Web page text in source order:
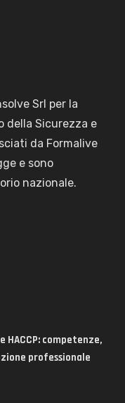
Srl per la
della Sicurezza e
da Formalive
e sono
nazionale.
HACCP: competenze,
professionale